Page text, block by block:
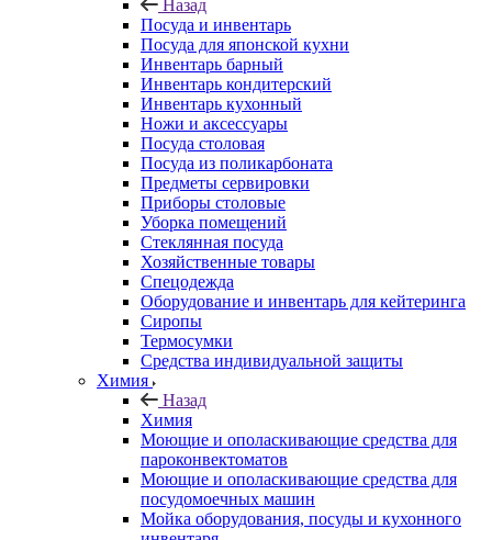
Назад
Посуда и инвентарь
Посуда для японской кухни
Инвентарь барный
Инвентарь кондитерский
Инвентарь кухонный
Ножи и аксессуары
Посуда столовая
Посуда из поликарбоната
Предметы сервировки
Приборы столовые
Уборка помещений
Стеклянная посуда
Хозяйственные товары
Спецодежда
Оборудование и инвентарь для кейтеринга
Сиропы
Термосумки
Средства индивидуальной защиты
Химия
Назад
Химия
Моющие и ополаскивающие средства для
пароконвектоматов
Моющие и ополаскивающие средства для
посудомоечных машин
Мойка оборудования, посуды и кухонного